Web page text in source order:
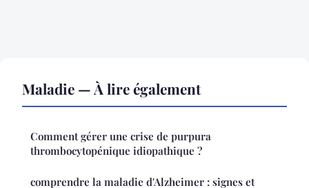
Maladie — À lire également
Comment gérer une crise de purpura
thrombocytopénique idiopathique ?
comprendre la maladie d'Alzheimer : signes et